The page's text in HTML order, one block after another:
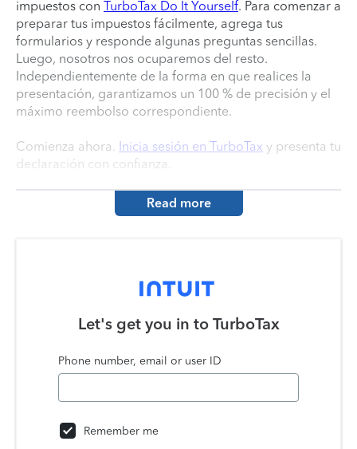
impuestos con TurboTax Do It Yourself. Para comenzar a
preparar tus impuestos fácilmente, agrega tus
formularios y responde algunas preguntas sencillas.
Luego, nosotros nos ocuparemos del resto.
Independientemente de la forma en que realices la
presentación, garantizamos un 100 % de precisión y el
máximo reembolso correspondiente.
Comienza ahora. Inicia sesión en TurboTax y presenta tu
declaración con confianza.
Read more
Let's get you in to TurboTax
Phone number, email or user ID
Remember me